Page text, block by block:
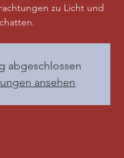
zu Licht und
abgeschlossen
ansehen